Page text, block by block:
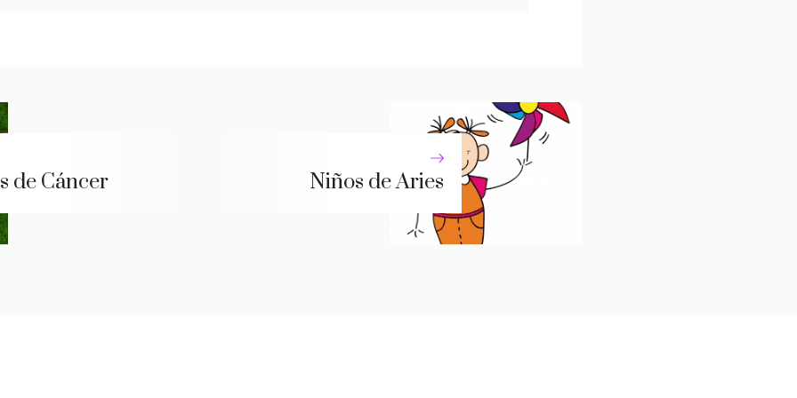
de Cáncer Niños de Aries